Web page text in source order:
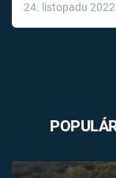
24. listopadu